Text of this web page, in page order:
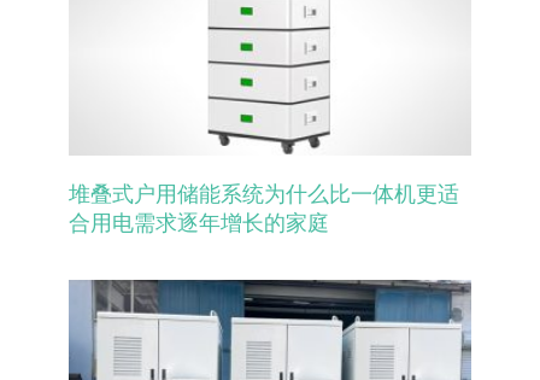
堆叠式户用储能系统为什么比一体机更适
合用电需求逐年增长的家庭